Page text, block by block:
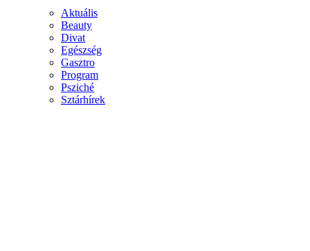
Aktuális
Beauty
Divat
Egészség
Gasztro
Program
Psziché
Sztárhírek